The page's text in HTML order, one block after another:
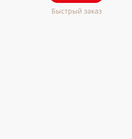
Быстрый заказ